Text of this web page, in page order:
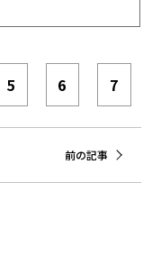
5 6 7
前の記事